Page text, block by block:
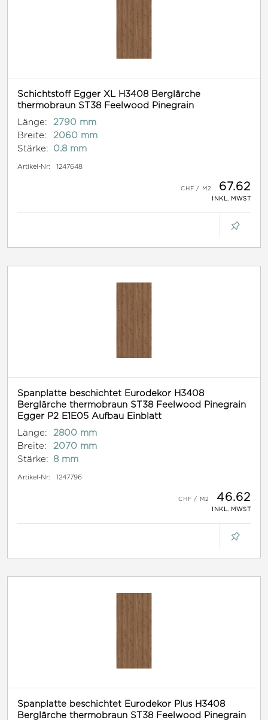
Schichtstoff Egger XL H3408 Berglärche
thermobraun ST38 Feelwood Pinegrain
Länge:
2790 mm
Breite:
2060 mm
Stärke:
0.8 mm
Artikel-Nr: 1247648
67.62
INKL. MWST
Spanplatte beschichtet Eurodekor H3408
Berglärche thermobraun ST38 Feelwood Pinegrain
Egger P2 E1E05 Aufbau Einblatt
Länge:
2800 mm
Breite:
2070 mm
Stärke:
8 mm
Artikel-Nr: 1247796
46.62
INKL. MWST
Spanplatte beschichtet Eurodekor Plus H3408
Berglärche thermobraun ST38 Feelwood Pinegrain